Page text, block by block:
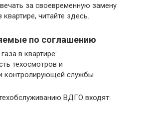
за своевременную замену
читайте здесь.
по соглашению
ВДГО входят: